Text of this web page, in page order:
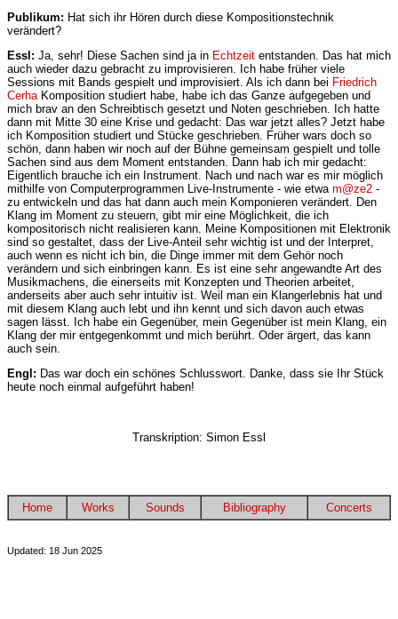
Publikum: Hat sich ihr Hören durch diese Kompositionstechnik
verändert?
Essl: Ja, sehr! Diese Sachen sind ja in Echtzeit entstanden. Das hat mich
auch wieder dazu gebracht zu improvisieren. Ich habe früher viele
Sessions mit Bands gespielt und improvisiert. Als ich dann bei Friedrich
Cerha Komposition studiert habe, habe ich das Ganze aufgegeben und
mich brav an den Schreibtisch gesetzt und Noten geschrieben. Ich hatte
dann mit Mitte 30 eine Krise und gedacht: Das war jetzt alles? Jetzt habe
ich Komposition studiert und Stücke geschrieben. Früher wars doch so
schön, dann haben wir noch auf der Bühne gemeinsam gespielt und tolle
Sachen sind aus dem Moment entstanden. Dann hab ich mir gedacht:
Eigentlich brauche ich ein Instrument. Nach und nach war es mir möglich
mithilfe von Computerprogrammen Live-Instrumente - wie etwa m@ze2 -
zu entwickeln und das hat dann auch mein Komponieren verändert. Den
Klang im Moment zu steuern, gibt mir eine Möglichkeit, die ich
kompositorisch nicht realisieren kann. Meine Kompositionen mit Elektronik
sind so gestaltet, dass der Live-Anteil sehr wichtig ist und der Interpret,
auch wenn es nicht ich bin, die Dinge immer mit dem Gehör noch
verändern und sich einbringen kann. Es ist eine sehr angewandte Art des
Musikmachens, die einerseits mit Konzepten und Theorien arbeitet,
anderseits aber auch sehr intuitiv ist. Weil man ein Klangerlebnis hat und
mit diesem Klang auch lebt und ihn kennt und sich davon auch etwas
sagen lässt. Ich habe ein Gegenüber, mein Gegenüber ist mein Klang, ein
Klang der mir entgegenkommt und mich berührt. Oder ärgert, das kann
auch sein.
Engl: Das war doch ein schönes Schlusswort. Danke, dass sie Ihr Stück
heute noch einmal aufgeführt haben!
Transkription: Simon Essl
Home Works Sounds Bibliography Concerts
Updated: 18 Jun 2025